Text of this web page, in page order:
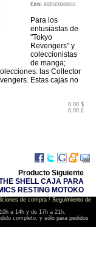
EAN: 8435450260810
Para los
entusiastas de
"Tokyo
Revengers" y
coleccionistas
de manga;
las Collector
Estas cajas no
0.00 $
0.00 £
Producto Siguiente
SHELL CAJA PARA
RESTING MOTOKO
de compra/ Seguimiento de
a 14h y de 17h a 21h.
completo, y sólo para pedidos